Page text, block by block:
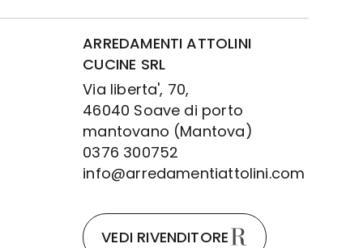
ARREDAMENTI ATTOLINI
CUCINE SRL
Via liberta', 70,
46040 Soave di porto
mantovano (Mantova)
0376 300752
info@arredamentiattolini.com
VEDI RIVENDITORE